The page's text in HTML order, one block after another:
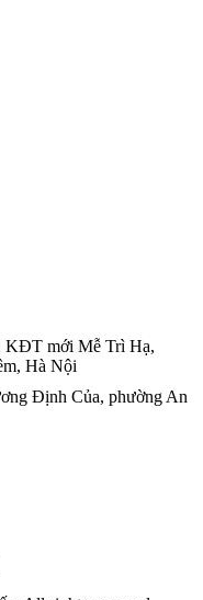
KĐT mới Mễ Trì Hạ,
Hà Nội
Định Của, phường An